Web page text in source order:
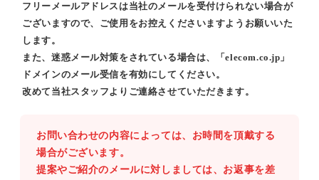
フリーメールアドレスは当社のメールを受付けられない場合が
ございますので、ご使用をお控えくださいますようお願いいた
します。
また、迷惑メール対策をされている場合は、「elecom.co.jp」
ドメインのメール受信を有効にしてください。
改めて当社スタッフよりご連絡させていただきます。
お問い合わせの内容によっては、お時間を頂戴する
場合がございます。
提案やご紹介のメールに対しましては、お返事を差